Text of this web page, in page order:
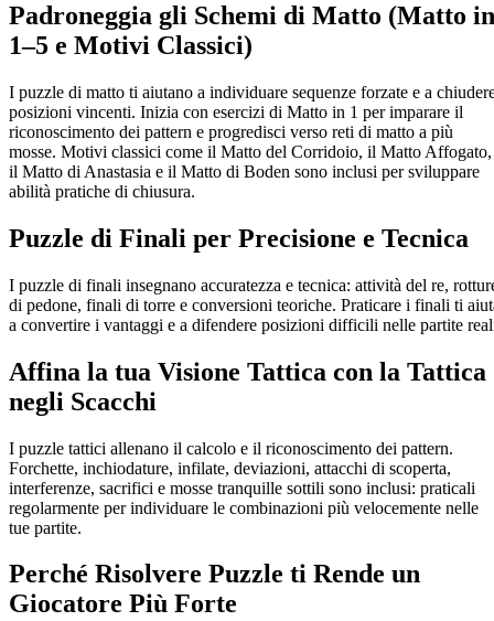
Padroneggia gli Schemi di Matto (Matto in
1–5 e Motivi Classici)
I puzzle di matto ti aiutano a individuare sequenze forzate e a
posizioni vincenti. Inizia con esercizi di Matto in 1 per imparare il
riconoscimento dei pattern e progredisci verso reti di matto a più
mosse. Motivi classici come il Matto del Corridoio, il Matto Affogato,
il Matto di Anastasia e il Matto di Boden sono inclusi per sviluppare
abilità pratiche di chiusura.
Puzzle di Finali per Precisione e Tecnica
I puzzle di finali insegnano accuratezza e tecnica: attività del re,
di pedone, finali di torre e conversioni teoriche. Praticare i finali ti
a convertire i vantaggi e a difendere posizioni difficili nelle partite
Affina la tua Visione Tattica con la Tattica
negli Scacchi
I puzzle tattici allenano il calcolo e il riconoscimento dei pattern.
Forchette, inchiodature, infilate, deviazioni, attacchi di scoperta,
interferenze, sacrifici e mosse tranquille sottili sono inclusi: praticali
regolarmente per individuare le combinazioni più velocemente nelle
tue partite.
Perché Risolvere Puzzle ti Rende un
Giocatore Più Forte